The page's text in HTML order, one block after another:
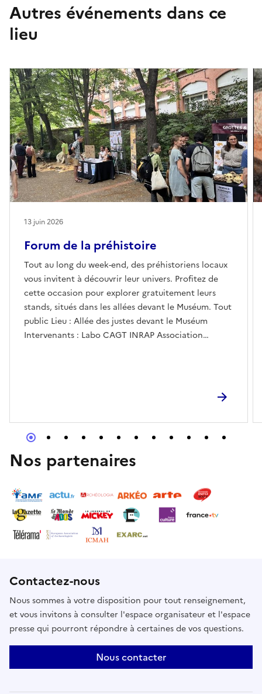
Autres événements dans ce
lieu
Forum de la préhistoire
Tout au long du week-end, des préhistoriens locaux
vous invitent à découvrir leur univers. Profitez de
cette occasion pour explorer gratuitement leurs
stands, situés dans les allées devant le Muséum. Tout
public Lieu : Allée des justes devant le Muséum
Intervenants : Labo CAGT INRAP Association
13 juin 2026
Nos partenaires
Contactez-nous
Nous sommes à votre disposition pour tout renseignement,
et vous invitons à consulter l'espace organisateur et l'espace
presse qui pourront répondre à certaines de vos questions.
Nous contacter